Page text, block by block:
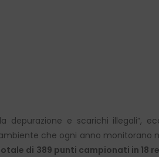
depurazione e scarichi
che ogni anno monitorano
di 389 punti campionati in 18